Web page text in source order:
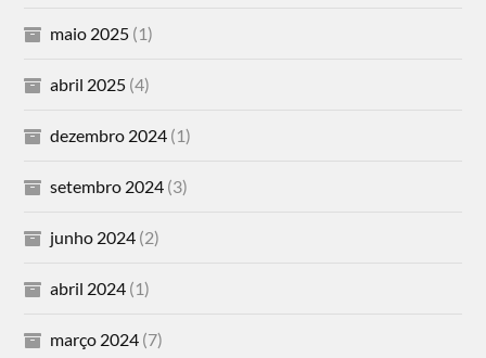
maio 2025 (1)
abril 2025 (4)
dezembro 2024 (1)
setembro 2024 (3)
junho 2024 (2)
abril 2024 (1)
março 2024 (7)